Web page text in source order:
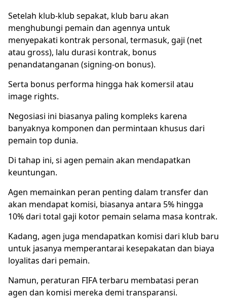
Setelah klub-klub sepakat, klub baru akan
menghubungi pemain dan agennya untuk
menyepakati kontrak personal, termasuk, gaji (net
atau gross), lalu durasi kontrak, bonus
penandatanganan (signing-on bonus).
Serta bonus performa hingga hak komersil atau
image rights.
Negosiasi ini biasanya paling kompleks karena
banyaknya komponen dan permintaan khusus dari
pemain top dunia.
Di tahap ini, si agen pemain akan mendapatkan
keuntungan.
Agen memainkan peran penting dalam transfer dan
akan mendapat komisi, biasanya antara 5% hingga
10% dari total gaji kotor pemain selama masa kontrak.
Kadang, agen juga mendapatkan komisi dari klub baru
untuk jasanya memperantarai kesepakatan dan biaya
loyalitas dari pemain.
Namun, peraturan FIFA terbaru membatasi peran
agen dan komisi mereka demi transparansi.